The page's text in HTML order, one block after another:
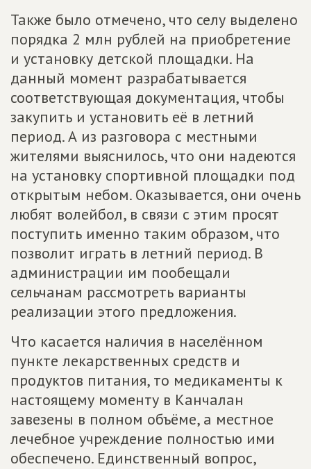
Также было отмечено, что селу выделено
порядка 2 млн рублей на приобретение
и установку детской площадки. На
данный момент разрабатывается
соответствующая документация, чтобы
закупить и установить её в летний
период. А из разговора с местными
жителями выяснилось, что они надеются
на установку спортивной площадки под
открытым небом. Оказывается, они очень
любят волейбол, в связи с этим просят
поступить именно таким образом, что
позволит играть в летний период. В
администрации им пообещали
сельчанам рассмотреть варианты
реализации этого предложения.
Что касается наличия в населённом
пункте лекарственных средств и
продуктов питания, то медикаменты к
настоящему моменту в Канчалан
завезены в полном объёме, а местное
лечебное учреждение полностью ими
обеспечено. Единственный вопрос,